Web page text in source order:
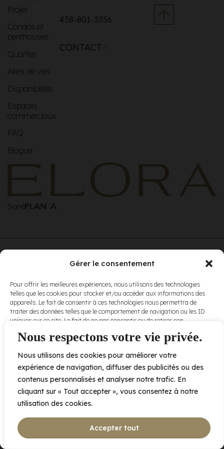
Nous respectons votre vie privée.
Nous utilisons des cookies pour améliorer votre
expérience de navigation, diffuser des publicités ou des
contenus personnalisés et analyser notre trafic. En
cliquant sur « Tout accepter », vous consentez à notre
utilisation des cookies.
Accepter tout
Gérer le consentement
Pour offrir les meilleures expériences, nous utilisons des technologies
telles que les cookies pour stocker et/ou accéder aux informations des
appareils. Le fait de consentir à ces technologies nous permettra de
traiter des données telles que le comportement de navigation ou les ID
uniques sur ce site. Le fait de ne pas consentir ou de retirer son
et fonctions.
Accepter
Refuser
Projet
Condos et
penthouses
Quartier
Aires de vies
Disponibilités
Espaces
commerciaux
FAQ
Blogue
438-801-3356
CONTACT
Signé
conditions
d’utilisationet
nospolitiques
de
confidentialité .
2005 av. de Bois-de-Boulogne, Laval QC H7N 0J7